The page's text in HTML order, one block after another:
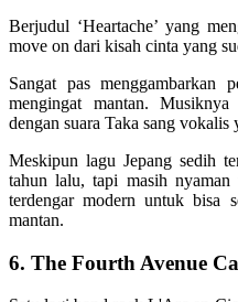
Berjudul ‘Heartache’ yang
move on dari kisah cinta yang
Sangat pas menggambarkan
mengingat mantan.
dengan suara Taka sang
Meskipun lagu Jepang sedih
tahun lalu, tapi masih
terdengar modern untuk bisa
mantan.
6. The Fourth Avenue